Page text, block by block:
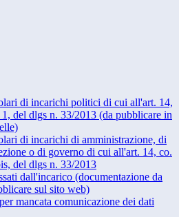
di incarichi politici di cui all'art. 14,
1, del dlgs n. 33/2013 (da pubblicare in
di incarichi di amministrazione, di
o di governo di cui all'art. 14, co.
del dlgs n. 33/2013
dall'incarico (documentazione da
sul sito web)
mancata comunicazione dei dati